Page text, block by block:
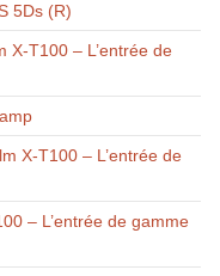
5Ds (R)
X-T100 – L’entrée de
X-T100 – L’entrée de
– L’entrée de gamme